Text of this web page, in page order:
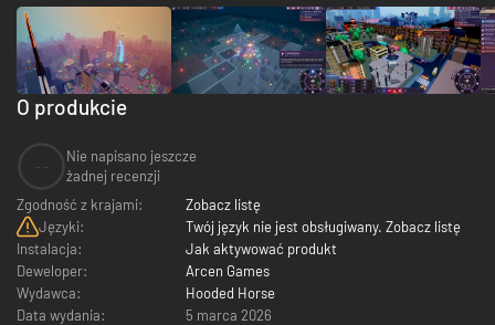
O produkcie
Nie napisano jeszcze
żadnej recenzji
Zgodność z krajami:
Zobacz listę
Języki:
Twój język nie jest obsługiwany. Zobacz listę
Instalacja:
Jak aktywować produkt
Deweloper:
Arcen Games
Wydawca:
Hooded Horse
Data wydania:
5 marca 2026